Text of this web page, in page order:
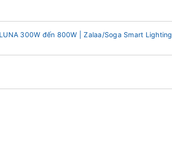
300W đến 800W | Zalaa/Soga Smart Lighting